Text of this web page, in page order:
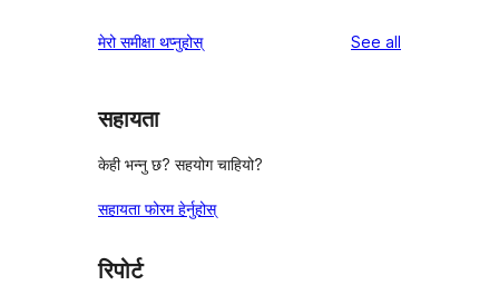
मेरो समीक्षा थप्नुहोस् See all
सहायता
केही भन्नु छ? सहयोग चाहियो?
सहायता फोरम हेर्नुहोस्
रिपोर्ट